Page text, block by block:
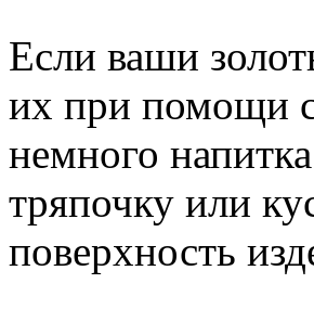
Если ваши
их при помощи
немного
тряпочку или
поверхность